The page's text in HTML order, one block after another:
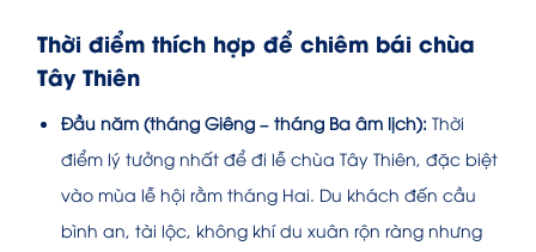
Thời điểm thích hợp để chiêm bái chùa
Tây Thiên
Đầu năm (tháng Giêng – tháng Ba âm lịch): Thời
điểm lý tưởng nhất để đi lễ chùa Tây Thiên, đặc biệt
vào mùa lễ hội rằm tháng Hai. Du khách đến cầu
bình an, tài lộc, không khí du xuân rộn ràng nhưng